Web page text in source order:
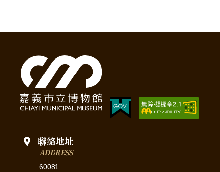
聯絡地址
ADDRESS
60081